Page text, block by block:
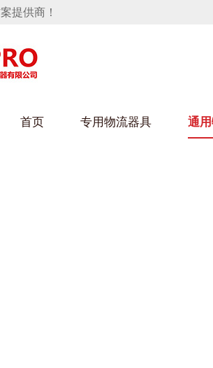
供商！
首页 专用物流器具
污架
料架
通